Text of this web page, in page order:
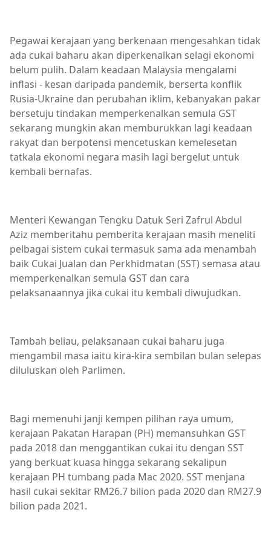
Pegawai kerajaan yang berkenaan mengesahkan tidak
ada cukai baharu akan diperkenalkan selagi ekonomi
belum pulih. Dalam keadaan Malaysia mengalami
inflasi - kesan daripada pandemik, berserta konflik
Rusia-Ukraine dan perubahan iklim, kebanyakan pakar
bersetuju tindakan memperkenalkan semula GST
sekarang mungkin akan memburukkan lagi keadaan
rakyat dan berpotensi mencetuskan kemelesetan
tatkala ekonomi negara masih lagi bergelut untuk
kembali bernafas.
Menteri Kewangan Tengku Datuk Seri Zafrul Abdul
Aziz memberitahu pemberita kerajaan masih meneliti
pelbagai sistem cukai termasuk sama ada menambah
baik Cukai Jualan dan Perkhidmatan (SST) semasa atau
memperkenalkan semula GST dan cara
pelaksanaannya jika cukai itu kembali diwujudkan.
Tambah beliau, pelaksanaan cukai baharu juga
mengambil masa iaitu kira-kira sembilan bulan selepas
diluluskan oleh Parlimen.
Bagi memenuhi janji kempen pilihan raya umum,
kerajaan Pakatan Harapan (PH) memansuhkan GST
pada 2018 dan menggantikan cukai itu dengan SST
yang berkuat kuasa hingga sekarang sekalipun
kerajaan PH tumbang pada Mac 2020. SST menjana
hasil cukai sekitar RM26.7 bilion pada 2020 dan RM27.9
bilion pada 2021.